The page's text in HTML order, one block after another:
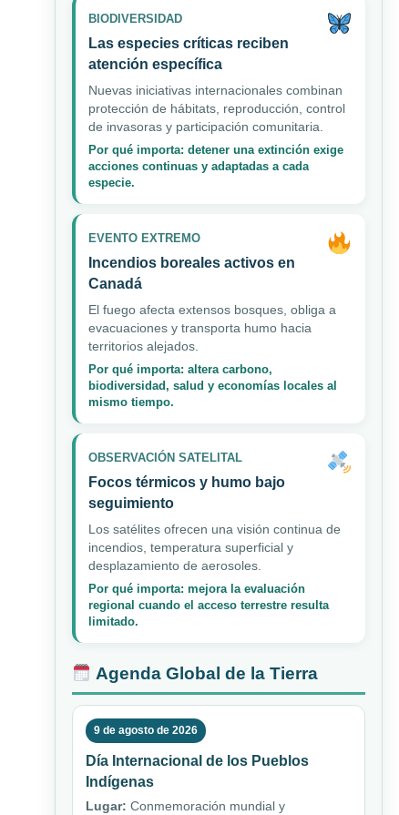
BIODIVERSIDAD
Las especies críticas reciben
atención específica
Nuevas iniciativas internacionales combinan
protección de hábitats, reproducción, control
de invasoras y participación comunitaria.
Por qué importa: detener una extinción exige
acciones continuas y adaptadas a cada
especie.
EVENTO EXTREMO
Incendios boreales activos en
Canadá
El fuego afecta extensos bosques, obliga a
evacuaciones y transporta humo hacia
territorios alejados.
Por qué importa: altera carbono,
biodiversidad, salud y economías locales al
mismo tiempo.
OBSERVACIÓN SATELITAL
Focos térmicos y humo bajo
seguimiento
Los satélites ofrecen una visión continua de
incendios, temperatura superficial y
desplazamiento de aerosoles.
Por qué importa: mejora la evaluación
regional cuando el acceso terrestre resulta
limitado.
Agenda Global de la Tierra
9 de agosto de 2026
Día Internacional de los Pueblos
Indígenas
Lugar: Conmemoración mundial y